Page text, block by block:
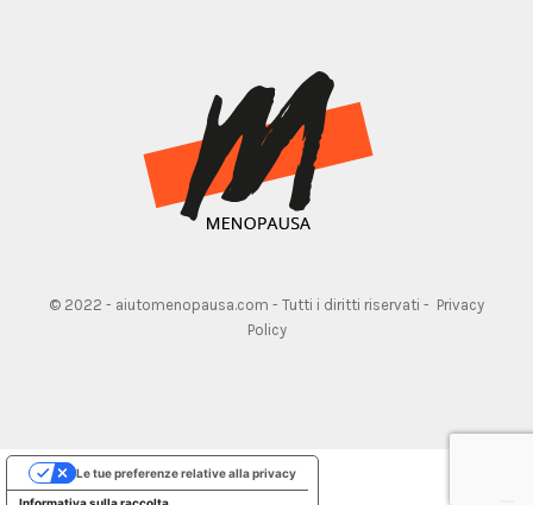
© 2022 - aiutomenopausa.com - Tutti i diritti riservati - Privacy
Policy
Le tue preferenze relative alla privacy